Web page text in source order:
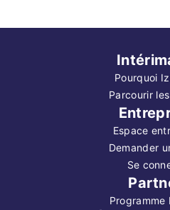
Pourquoi
Parcourir
Espace
Demander
Se
Programme